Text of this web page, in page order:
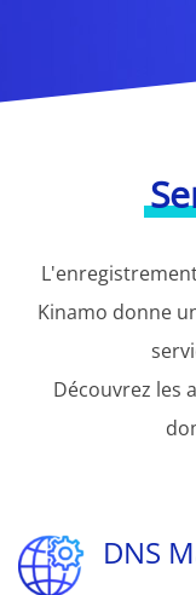
Kinamo donne
Découvrez les
DNS